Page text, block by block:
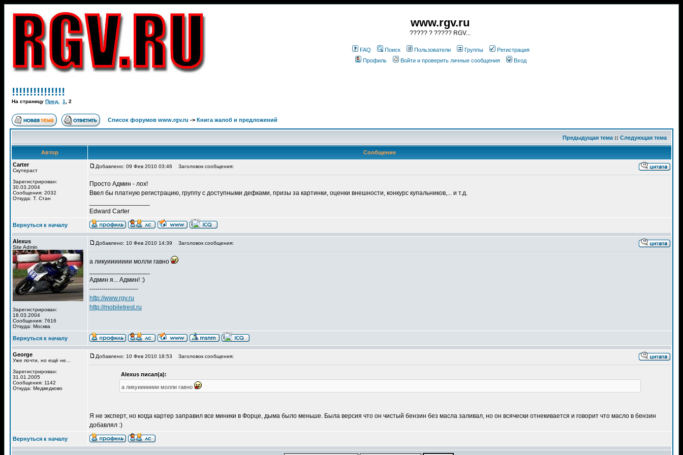
www.rgv.ru
????? ? ????? RGV...
FAQ Поиск Пользователи Группы
Регистрация
Профиль
Войти и проверить личные сообщения Вход
!!!!!!!!!!!!!!!
На страницу Пред. 1 2
Список форумов www.rgv.ru -> Книга жалоб и предложений
Предыдущая тема :: Следующая тема
Автор
Сообщение
Carter
Скутераст
Зарегистрирован:
30.03.2004
Сообщения: 2032
Откуда: Т. Стан
Добавлено: 09 Фев 2010 03:46 Заголовок сообщения:
Просто Админ - лох!
Ввел бы платную регистрацию, группу с доступными дефками, призы за картинки, оценки внешности, конкурс купальников,... и т.д.
Edward Carter
Вернуться к началу
Alexus
Site Admin
Зарегистрирован:
18.03.2004
Сообщения: 7616
Откуда: Москва
Добавлено: 10 Фев 2010 14:39 Заголовок сообщения:
а ликуиииииии молли гавно
Админ я... Админ! :)
------------------------
http://www.rgv.ru
http://mobiletrest.ru
Вернуться к началу
George
Уже почти, но ещё не...
Зарегистрирован:
31.01.2005
Сообщения: 1142
Откуда: Медведково
Добавлено: 10 Фев 2010 18:53 Заголовок сообщения:
Alexus писал(а):
а ликуиииииии молли гавно
Я не эксперт, но когда картер заправил все миники в Форце, дыма было меньше. Была версия что он чистый бензин без масла заливал, но он всячески отнекивается и говорит что масло в бензин
добавлял :)
Вернуться к началу